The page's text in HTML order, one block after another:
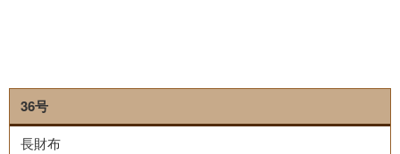
36号
長財布